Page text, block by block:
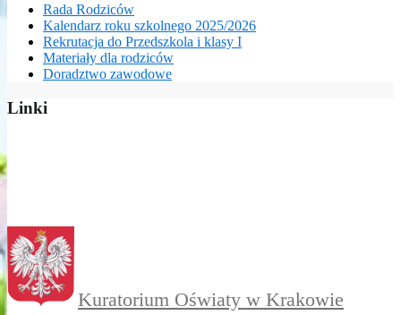
Rada Rodziców
Kalendarz roku szkolnego 2025/2026
Rekrutacja do Przedszkola i klasy I
Materiały dla rodziców
Doradztwo zawodowe
Linki
Kuratorium Oświaty w Krakowie